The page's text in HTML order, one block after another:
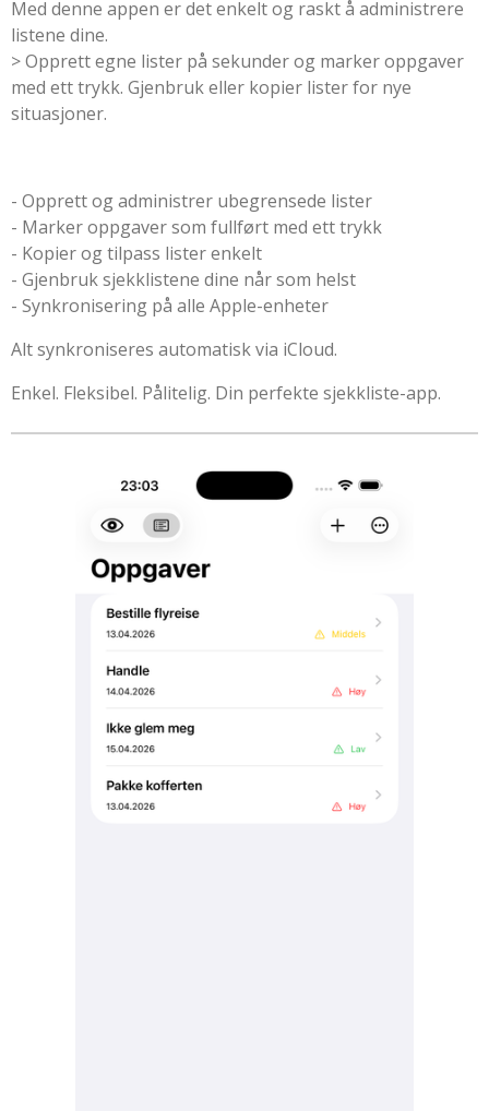
Med denne appen er det enkelt og raskt å administrere
listene dine.
> Opprett egne lister på sekunder og marker oppgaver
med ett trykk. Gjenbruk eller kopier lister for nye
situasjoner.
- Opprett og administrer ubegrensede lister
- Marker oppgaver som fullført med ett trykk
- Kopier og tilpass lister enkelt
- Gjenbruk sjekklistene dine når som helst
- Synkronisering på alle Apple-enheter
Alt synkroniseres automatisk via iCloud.
Enkel. Fleksibel. Pålitelig. Din perfekte sjekkliste-app.